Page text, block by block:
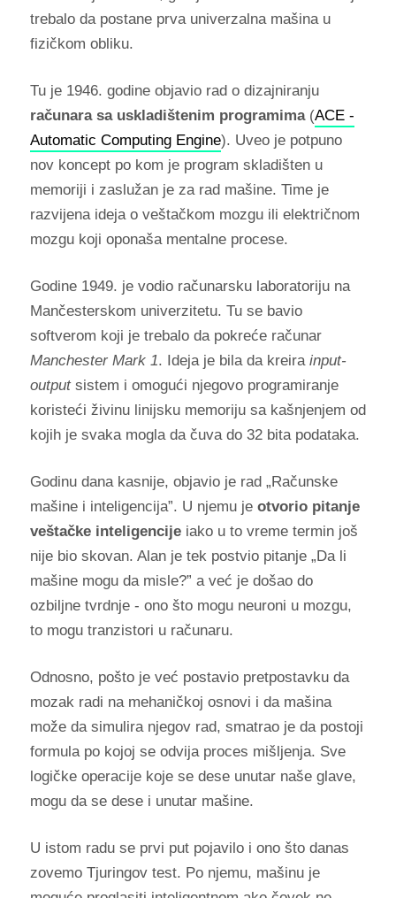
trebalo da postane prva univerzalna mašina u
fizičkom obliku.
Tu je 1946. godine objavio rad o dizajniranju
računara sa uskladištenim programima(ACE -
Automatic Computing Engine). Uveo je potpuno
nov koncept po kom je program skladišten u
memoriji i zaslužan je za rad mašine. Time je
razvijena ideja o veštačkom mozgu ili električnom
mozgu koji oponaša mentalne procese.
Godine 1949. je vodio računarsku laboratoriju na
Mančesterskom univerzitetu. Tu se bavio
softverom koji je trebalo da pokreće računar
Manchester Mark 1. Ideja je bila da kreira input-
outputsistem i omogući njegovo programiranje
koristeći živinu linijsku memoriju sa kašnjenjem od
kojih je svaka mogla da čuva do 32 bita podataka.
Godinu dana kasnije, objavio je rad „Računske
mašine i inteligencija”. U njemu je otvorio pitanje
veštačke inteligencijeiako u to vreme termin još
nije bio skovan. Alan je tek postvio pitanje „Da li
mašine mogu da misle?” a već je došao do
ozbiljne tvrdnje - ono što mogu neuroni u mozgu,
to mogu tranzistori u računaru.
Odnosno, pošto je već postavio pretpostavku da
mozak radi na mehaničkoj osnovi i da mašina
može da simulira njegov rad, smatrao je da postoji
formula po kojoj se odvija proces mišljenja. Sve
logičke operacije koje se dese unutar naše glave,
mogu da se dese i unutar mašine.
U istom radu se prvi put pojavilo i ono što danas
zovemo Tjuringov test. Po njemu, mašinu je